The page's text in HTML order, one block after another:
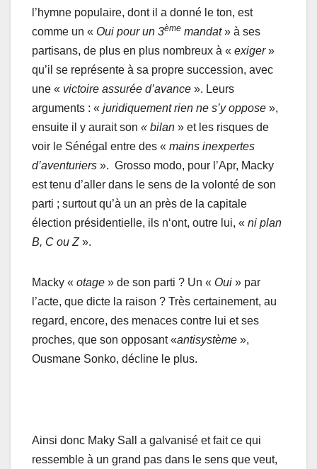
l’hymne populaire, dont il a donné le ton, est
comme un « Oui pour un 3ème mandat» à ses
partisans, de plus en plus nombreux à « exiger»
qu’il se représente à sa propre succession, avec
une « victoire assurée d’avance ». Leurs
arguments : « juridiquement rien ne s’y oppose »,
ensuite il y aurait son « bilan » et les risques de
voir le Sénégal entre des « mains inexpertes
d’aventuriers ». Grosso modo, pour l’Apr, Macky
est tenu d’aller dans le sens de la volonté de son
parti ; surtout qu’à un an près de la capitale
élection présidentielle, ils n‘ont, outre lui, « ni plan
B, C ou Z».
Macky « otage » de son parti ? Un « Oui » par
l’acte, que dicte la raison ? Très certainement, au
regard, encore, des menaces contre lui et ses
proches, que son opposant «antisystème »,
Ousmane Sonko, décline le plus.
Ainsi donc Maky Sall a galvanisé et fait ce qui
ressemble à un grand pas dans le sens que veut,